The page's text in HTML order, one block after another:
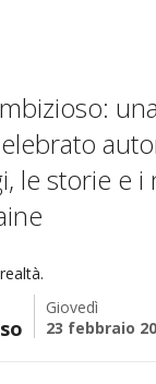
le storie e i
Giovedì
23 febbraio